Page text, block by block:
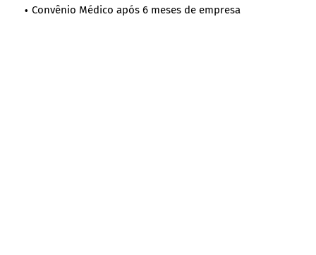
Convênio Médico após 6 meses de empresa